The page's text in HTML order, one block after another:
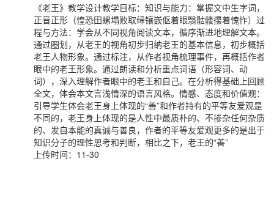
《老王》教学设计教学目标：知识与能力：掌握文中生字词，
正音正形（惶恐田螺塌败取缔镶嵌伛着眼翳骷髅攥着愧怍）过
程与方法：学会从不同视角阅读文本，循序渐进地理解文本。
通过圈划，从老王的视角初步归纳老王的基本信息，初步概括
老王人物形象。通过标注，从作者视角梳理事件，再概括作者
眼中的老王形象。通过朗读和分析重点词语（形容词、动
词），深入理解作者眼中的老王和自己。在分析得基础上回顾
全文，体会本文言浅情深的语言风格。情感、态度和价值观：
引导学生体会老王身上体现的“善”和作者持有的平等友爱观是
不同的，老王身上体现的是人性中最质朴的、不掺杂任何杂质
的、发自本能的真诚与善良，作者的平等友爱观更多的是出于
知识分子的理性思考和判断，相比之下，老王的“善”
上传时间：11-30